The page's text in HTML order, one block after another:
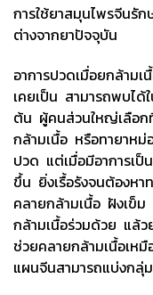
การใช้ยาสมุนไพรจีนรัก
ต่างจากยาปัจจุบัน
อาการปวดเมื่อยกล้าม
เคยเป็น สามารถพบได้
ต้น ผู้คนส่วนใหญ่เลือกที่
กล้ามเนื้อ หรือทายาหม่
ปวด แต่เมื่อมีอาการเป็
ขึ้น ยิ่งเรื้อรังจนต้องหา
คลายกล้ามเนื้อ ฝังเข็
กล้ามเนื้อร่วมด้วย แล้ว
ช่วยคลายกล้ามเนื้อเห
แผนจีนสามารถแบ่งกลุ่